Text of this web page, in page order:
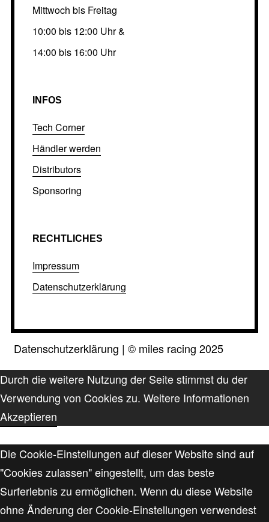
Mittwoch bis Freitag
10:00 bis 12:00 Uhr &
14:00 bis 16:00 Uhr
INFOS
Tech Corner
Händler werden
Distributors
Sponsoring
RECHTLICHES
Impressum
Datenschutzerklärung
Datenschutzerklärung | © miles racing 2025
Durch die weitere Nutzung der Seite stimmst du der
Verwendung von Cookies zu. Weitere Informationen
Akzeptieren
Die Cookie-Einstellungen auf dieser Website sind auf
"Cookies zulassen" eingestellt, um das beste
Surferlebnis zu ermöglichen. Wenn du diese Website
ohne Änderung der Cookie-Einstellungen verwendest